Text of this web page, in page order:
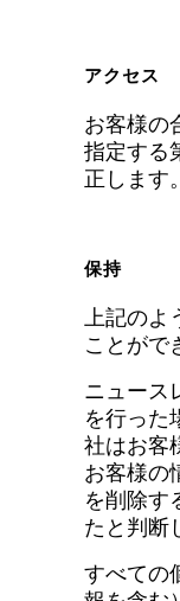
アクセス
お客様の
指定する
正します。
保持
上記のよ
ことがで
ニュース
を行った
社はお客
お客様の
を削除す
たと判断
すべての